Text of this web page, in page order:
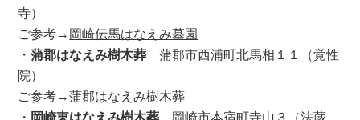
寺）
ご参考→ 岡崎伝馬はなえみ墓園
・蒲郡はなえみ樹木葬 蒲郡市西浦町北馬相１１（覚性
院）
ご参考→蒲郡はなえみ樹木葬
・ 岡崎東はなえみ樹木葬 岡崎市本宿町寺山３（法蔵